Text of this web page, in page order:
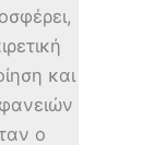
και
ο